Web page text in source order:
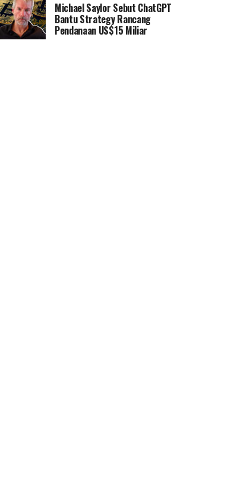
Michael Saylor Sebut ChatGPT
Bantu Strategy Rancang
Pendanaan US$15 Miliar